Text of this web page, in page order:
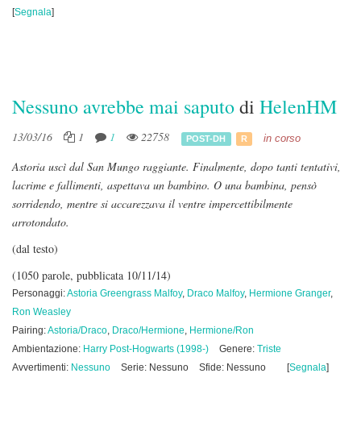
[Segnala]
Nessuno avrebbe mai saputodi HelenHM
13/03/16 1 1 22758 POST-DH R in corso
Astoria uscì dal San Mungo raggiante. Finalmente, dopo tanti tentativi,
lacrime e fallimenti, aspettava un bambino. O una bambina, pensò
sorridendo, mentre si accarezzava il ventre impercettibilmente
arrotondato.
(dal testo)
(1050 parole, pubblicata 10/11/14)
Personaggi:Astoria Greengrass Malfoy, Draco Malfoy, Hermione Granger,
Ron Weasley
Pairing:Astoria/Draco, Draco/Hermione, Hermione/Ron
Ambientazione: Harry Post-Hogwarts (1998-) Genere: Triste
Avvertimenti: Nessuno Serie: Nessuno Sfide: Nessuno [Segnala]